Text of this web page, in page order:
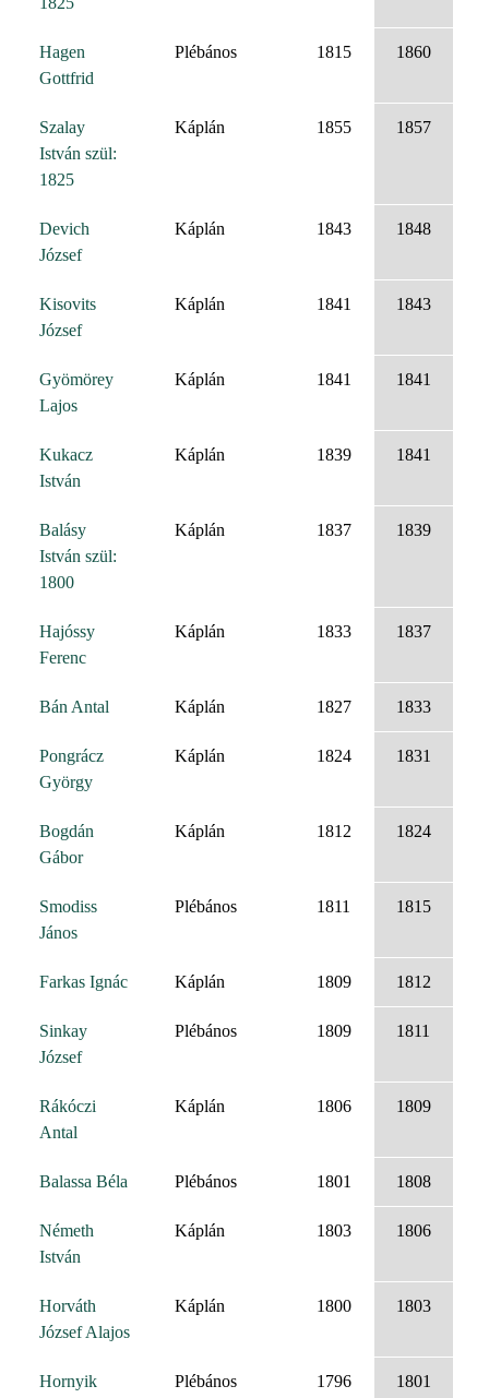
Hagen
Gottfrid
Plébános 1815 1860
Szalay
István szül:
1825
Káplán 1855 1857
Devich
József
Káplán 1843 1848
Kisovits
József
Káplán 1841 1843
Gyömörey
Lajos
Káplán 1841 1841
Kukacz
István
Káplán 1839 1841
Balásy
István szül:
1800
Káplán 1837 1839
Hajóssy
Ferenc
Káplán 1833 1837
Bán Antal Káplán 1827 1833
Pongrácz
György
Káplán 1824 1831
Bogdán
Gábor
Káplán 1812 1824
Smodiss
János
Plébános 1811 1815
Farkas Ignác Káplán 1809 1812
Sinkay
József
Plébános 1809 1811
Rákóczi
Antal
Káplán 1806 1809
Balassa Béla Plébános 1801 1808
Németh
István
Káplán 1803 1806
Horváth
József Alajos
Káplán 1800 1803
Hornyik
Plébános 1796 1801